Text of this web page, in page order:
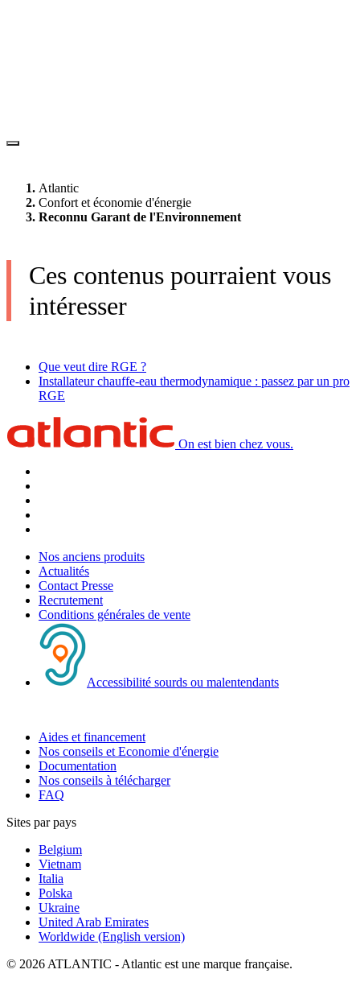
Atlantic
Confort et économie d'énergie
Reconnu Garant de l'Environnement
Ces contenus pourraient vous
intéresser
Que veut dire RGE ?
Installateur chauffe-eau thermodynamique : passez par un pro
RGE
On est bien chez vous.
Nos anciens produits
Actualités
Contact Presse
Recrutement
Conditions générales de vente
Accessibilité sourds ou malentendants
Aides et financement
Nos conseils et Economie d'énergie
Documentation
Nos conseils à télécharger
FAQ
Sites par pays
Belgium
Vietnam
Italia
Polska
Ukraine
United Arab Emirates
Worldwide (English version)
© 2026 ATLANTIC - Atlantic est une marque française.